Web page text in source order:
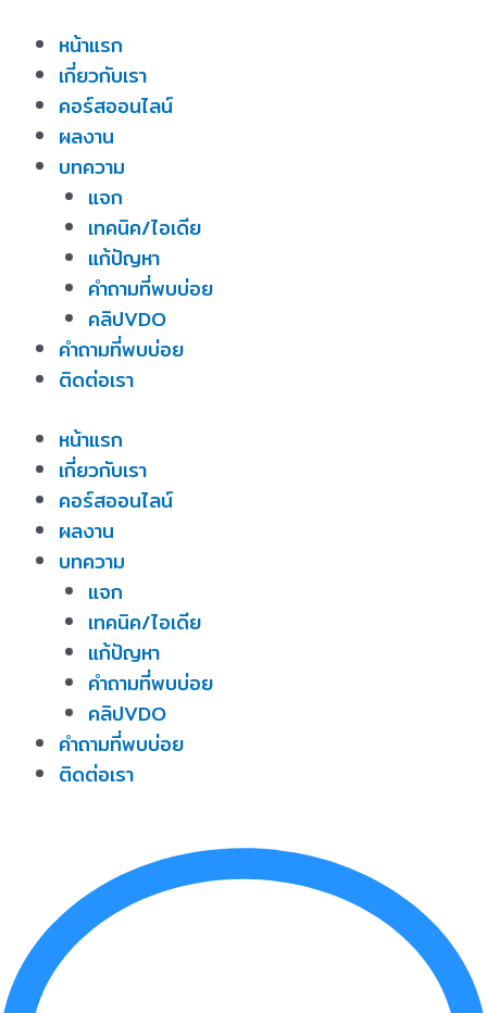
content
หน้าแรก
เกี่ยวกับเรา
คอร์สออนไลน์
ผลงาน
บทความ
แจก
เทคนิค/ไอเดีย
แก้ปัญหา
คำถามที่พบบ่อย
คลิปVDO
คำถามที่พบบ่อย
ติดต่อเรา
หน้าแรก
เกี่ยวกับเรา
คอร์สออนไลน์
ผลงาน
บทความ
แจก
เทคนิค/ไอเดีย
แก้ปัญหา
คำถามที่พบบ่อย
คลิปVDO
คำถามที่พบบ่อย
ติดต่อเรา